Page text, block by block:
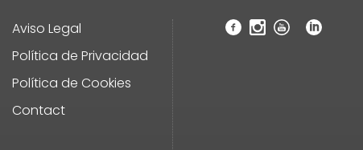
Aviso Legal
Política de Privacidad
Política de Cookies
Contact